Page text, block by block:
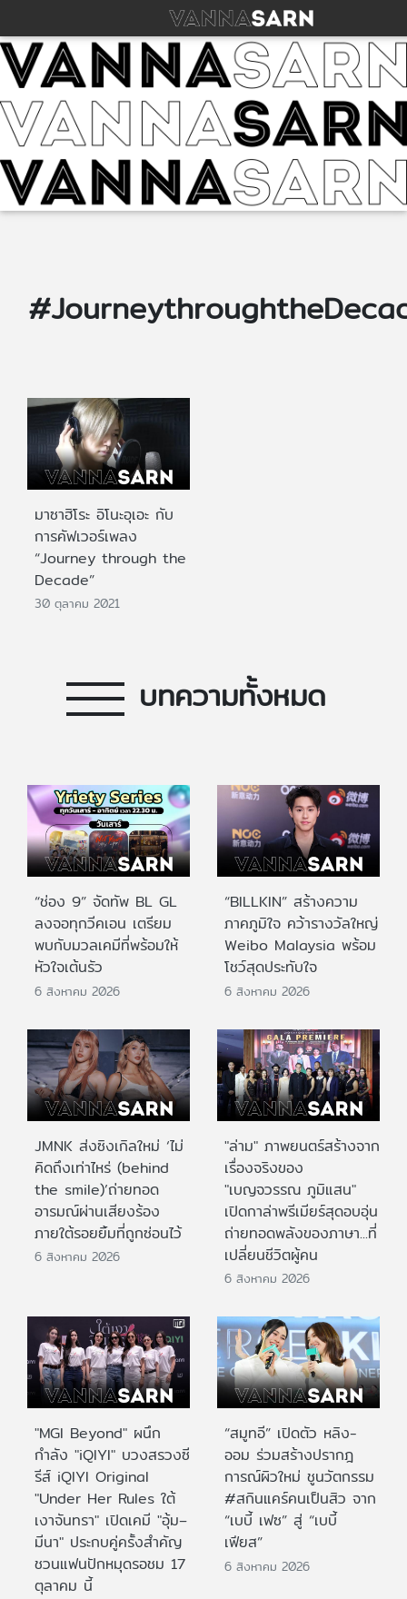
มาซาฮิโระ อิโนะอุเอะ กับ
การคัฟเวอร์เพลง
“Journey through the
Decade”
30 ตุลาคม 2021
บทความทั้งหมด
“ช่อง 9” จัดทัพ BL GL
ลงจอทุกวีคเอน เตรียม
พบกับมวลเคมีที่พร้อมให้
หัวใจเต้นรัว
6 สิงหาคม 2026
“BILLKIN” สร้างความ
ภาคภูมิใจ คว้ารางวัลใหญ่
Weibo Malaysia พร้อม
โชว์สุดประทับใจ
6 สิงหาคม 2026
JMNK ส่งซิงเกิลใหม่ ‘ไม่
คิดถึงเท่าไหร่ (behind
the smile)’ถ่ายทอด
อารมณ์ผ่านเสียงร้อง
ภายใต้รอยยิ้มที่ถูกซ่อนไว้
6 สิงหาคม 2026
"ล่าม" ภาพยนตร์สร้างจาก
เรื่องจริงของ
"เบญจวรรณ ภูมิแสน"
เปิดกาล่าพรีเมียร์สุดอบอุ่น
ถ่ายทอดพลังของภาษา...ที่
เปลี่ยนชีวิตผู้คน
6 สิงหาคม 2026
"MGI Beyond" ผนึก
กำลัง "iQIYI" บวงสรวงซี
รีส์ iQIYI Original
"Under Her Rules ใต้
เงาจันทรา" เปิดเคมี "อุ้ม–
มีนา" ประกบคู่ครั้งสำคัญ
ชวนแฟนปักหมุดรอชม 17
ตุลาคม นี้
“สมูทอี” เปิดตัว หลิง-
ออม ร่วมสร้างปรากฎ
การณ์ผิวใหม่ ชูนวัตกรรม
#สกินแคร์คนเป็นสิว จาก
“เบบี้ เฟซ” สู่ “เบบี้
เฟียส”
6 สิงหาคม 2026